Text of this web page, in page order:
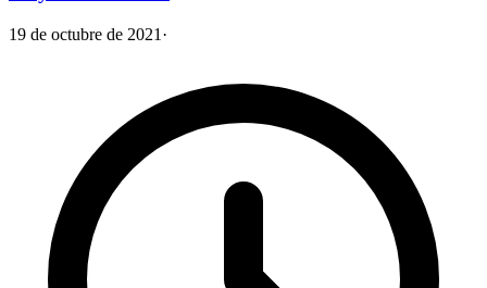
19 de octubre de 2021 ·